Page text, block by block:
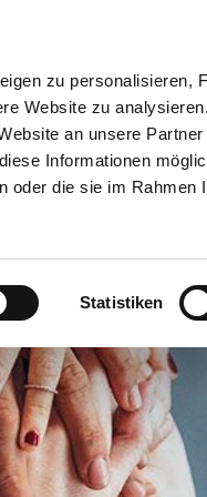
zu personalisieren,
Website zu
an unsere
Informationen
oder die sie im Rahmen
Statistiken